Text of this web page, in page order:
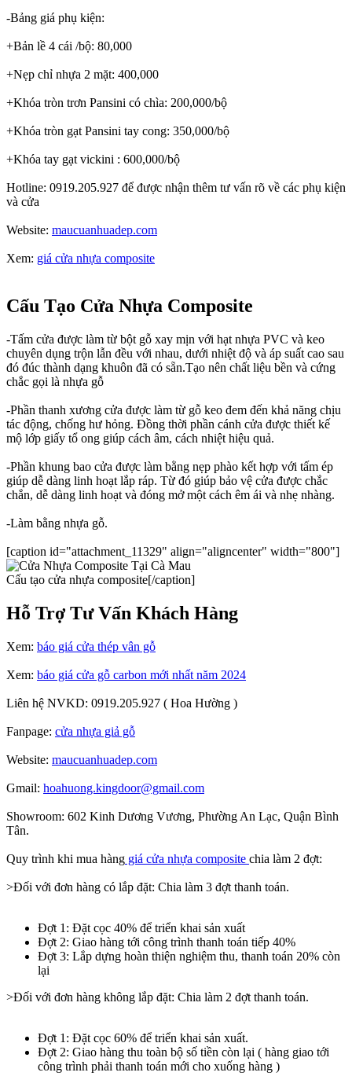
-Bảng giá phụ kiện:
+Bản lề 4 cái /bộ: 80,000
+Nẹp chỉ nhựa 2 mặt: 400,000
+Khóa tròn trơn Pansini có chìa: 200,000/bộ
+Khóa tròn gạt Pansini tay cong: 350,000/bộ
+Khóa tay gạt vickini : 600,000/bộ
Hotline: 0919.205.927 để được nhận thêm tư vấn rõ về các phụ kiện
và cửa
Website: maucuanhuadep.com
Xem: giá cửa nhựa composite
Cấu Tạo Cửa Nhựa Composite
-Tấm cửa được làm từ bột gỗ xay mịn với hạt nhựa PVC và keo
chuyên dụng trộn lẫn đều với nhau, dưới nhiệt độ và áp suất cao sau
đó đúc thành dạng khuôn đã có sẵn.Tạo nên chất liệu bền và cứng
chắc gọi là nhựa gỗ
-Phần thanh xương cửa được làm từ gỗ keo đem đến khả năng chịu
tác động, chống hư hỏng. Đồng thời phần cánh cửa được thiết kế
mộ lớp giấy tổ ong giúp cách âm, cách nhiệt hiệu quả.
-Phần khung bao cửa được làm bằng nẹp phào kết hợp với tấm ép
giúp dễ dàng linh hoạt lắp ráp. Từ đó giúp bảo vệ cửa được chắc
chắn, dễ dàng linh hoạt và đóng mở một cách êm ái và nhẹ nhàng.
-Làm bằng nhựa gỗ.
[caption id="attachment_11329" align="aligncenter" width="800"]
Cấu tạo cửa nhựa composite[/caption]
Hỗ Trợ Tư Vấn Khách Hàng
Xem: báo giá cửa thép vân gỗ
Xem: báo giá cửa gỗ carbon mới nhất năm 2024
Liên hệ NVKD: 0919.205.927 ( Hoa Hường )
Fanpage: cửa nhựa giả gỗ
Website: maucuanhuadep.com
Gmail: hoahuong.kingdoor@gmail.com
Showroom: 602 Kinh Dương Vương, Phường An Lạc, Quận Bình
Tân.
Quy trình khi mua hàng giá cửa nhựa composite chia làm 2 đợt:
>Đối với đơn hàng có lắp đặt: Chia làm 3 đợt thanh toán.
Đợt 1: Đặt cọc 40% để triển khai sản xuất
Đợt 2: Giao hàng tới công trình thanh toán tiếp 40%
Đợt 3: Lắp dựng hoàn thiện nghiệm thu, thanh toán 20% còn
lại
>Đối với đơn hàng không lắp đặt: Chia làm 2 đợt thanh toán.
Đợt 1: Đặt cọc 60% để triển khai sản xuất.
Đợt 2: Giao hàng thu toàn bộ số tiền còn lại ( hàng giao tới
công trình phải thanh toán mới cho xuống hàng )